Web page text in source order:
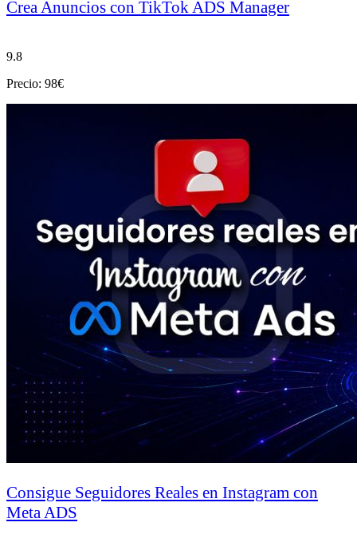
Crea Anuncios con TikTok ADS Manager
9.8
Precio: 98€
Consigue Seguidores Reales en Instagram con
Meta ADS